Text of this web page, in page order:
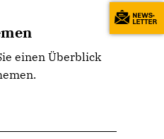
einen Überblick